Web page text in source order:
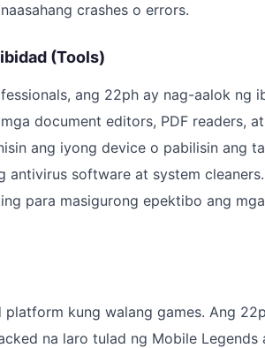
crashes o errors.
(Tools)
ang 22ph ay nag-aalok ng
document editors, PDF readers,
ang iyong device o pabilisin ang
software at system
para masigurong epektibo ang
kung walang games. Ang
na laro tulad ng Mobile Legends